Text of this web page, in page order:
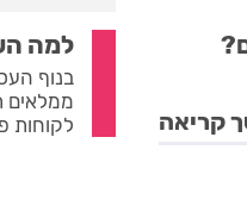
קריאה
למה
בנוף
ממלאים
לקוחות